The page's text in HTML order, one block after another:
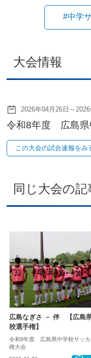
#中学
大会情報
2026年04月26日～
令和8年度 広島県
この大会の試合速報をみ
同じ大会の記
広島なぎさ － 伴 【広島
校選手権】
令和8年度 広島県中学校サッカ
権大会